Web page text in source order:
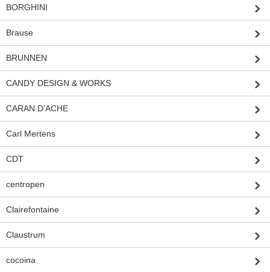
BORGHINI
Brause
BRUNNEN
CANDY DESIGN & WORKS
CARAN D'ACHE
Carl Mertens
CDT
centropen
Clairefontaine
Claustrum
cocoina